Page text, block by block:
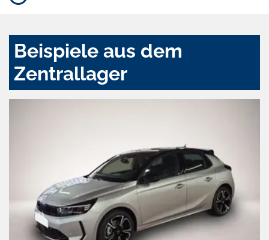
Beispiele aus dem
Zentrallager